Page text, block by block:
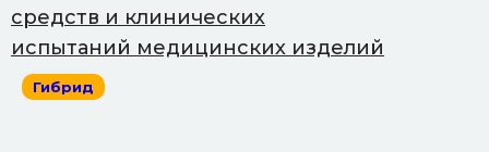
средств и клинических
испытаний медицинских изделий
Гибрид